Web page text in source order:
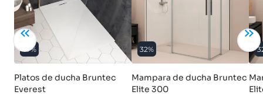
47%
Platos de ducha Bruntec
Everest
32%
Mampara de ducha Bruntec
Elite 300